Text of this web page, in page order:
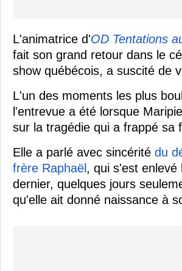
L'animatrice d'OD Tentations
fait son grand retour dans le
show québécois, a suscité de
L'un des moments les plus
l'entrevue a été lorsque
sur la tragédie qui a frappé sa
Elle a parlé avec sincérité du
frère Raphaël , qui s'est enlevé
dernier, quelques jours
qu'elle ait donné naissance à